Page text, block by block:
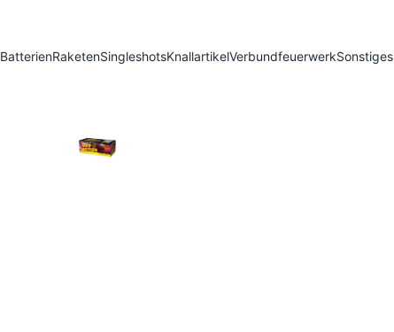
BatterienRaketenSingleshotsKnallartikelVerbundfeuerwerkSonstiges